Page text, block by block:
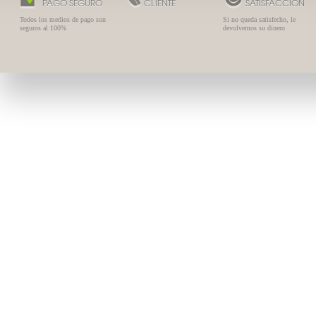
PAGO SEGURO
Todos los medios de pago son
seguros al 100%
CLIENTE SATISFACCIÓN
Si no queda satisfecho, le
devolvemos su dinero